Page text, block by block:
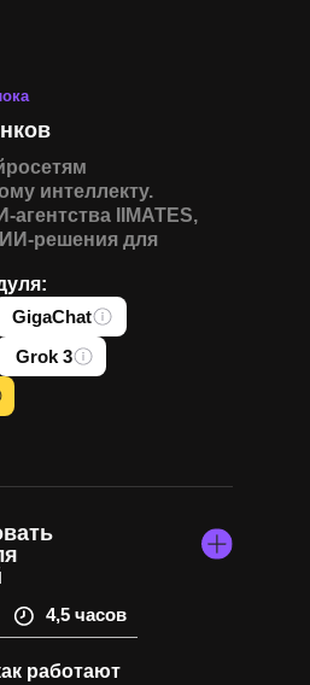
интеллекту.
IIMATES,
решения для
GigaChat
Grok 3
4,5 часов
работают